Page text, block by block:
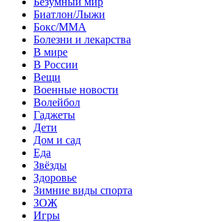
Биатлон/Лыжи
Бокс/MMA
Болезни и лекарства
В мире
В России
Вещи
Военные новости
Волейбол
Гаджеты
Дети
Дом и сад
Еда
Звёзды
Здоровье
Зимние виды спорта
ЗОЖ
Игры